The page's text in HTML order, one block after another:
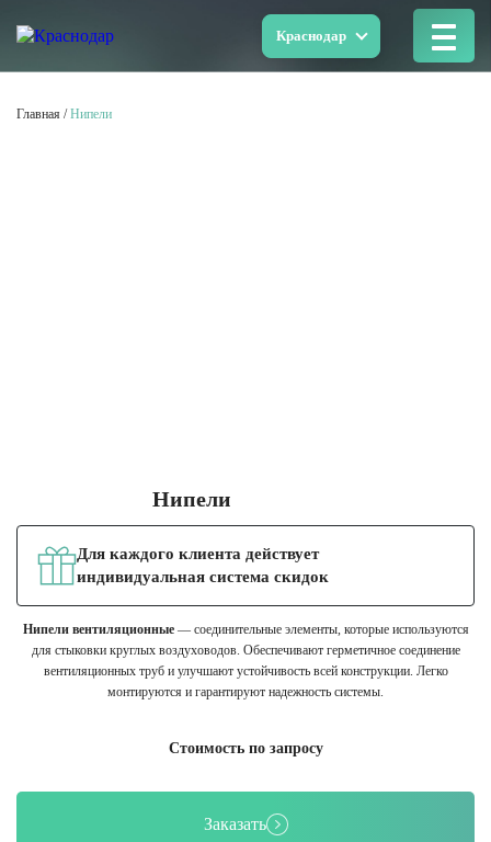
Краснодар
Главная /Нипели
Нипели
Для каждого клиента действует
индивидуальная система скидок
Нипели вентиляционные— соединительные элементы, которые используются
для стыковки круглых воздуховодов. Обеспечивают герметичное соединение
вентиляционных труб и улучшают устойчивость всей конструкции. Легко
монтируются и гарантируют надежность системы.
Стоимость по запросу
Заказать